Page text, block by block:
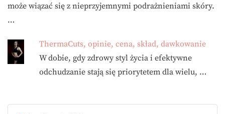
może wiązać się z nieprzyjemnymi podrażnieniami skóry.
…
ThermaCuts, opinie, cena, skład, dawkowanie
W dobie, gdy zdrowy styl życia i efektywne
odchudzanie stają się priorytetem dla wielu, …